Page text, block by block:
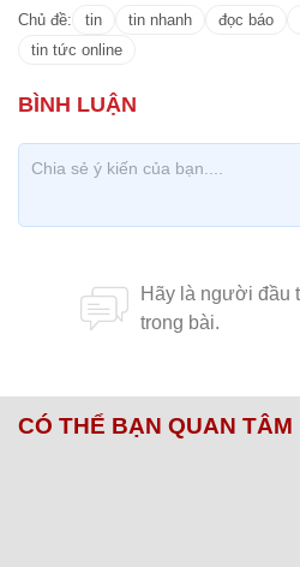
Chủ đề: tin tin nhanh đọc báo
tin tức online
CÓ THỂ BẠN QUAN TÂM